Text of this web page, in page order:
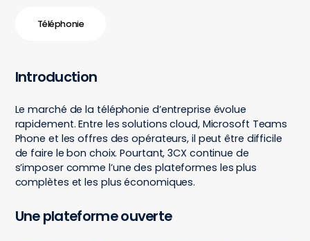
Téléphonie
Introduction
Le marché de la téléphonie d’entreprise évolue
rapidement. Entre les solutions cloud, Microsoft Teams
Phone et les offres des opérateurs, il peut être difficile
de faire le bon choix. Pourtant, 3CX continue de
s’imposer comme l’une des plateformes les plus
complètes et les plus économiques.
Une plateforme ouverte